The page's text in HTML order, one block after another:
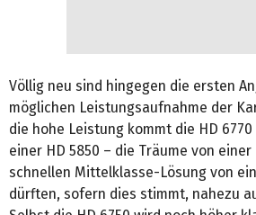
Völlig neu sind hingegen die ersten
möglichen Leistungsaufnahme der
die hohe Leistung kommt die HD
einer HD 5850 – die Träume von
schnellen Mittelklasse-Lösung von
dürften, sofern dies stimmt, nahezu